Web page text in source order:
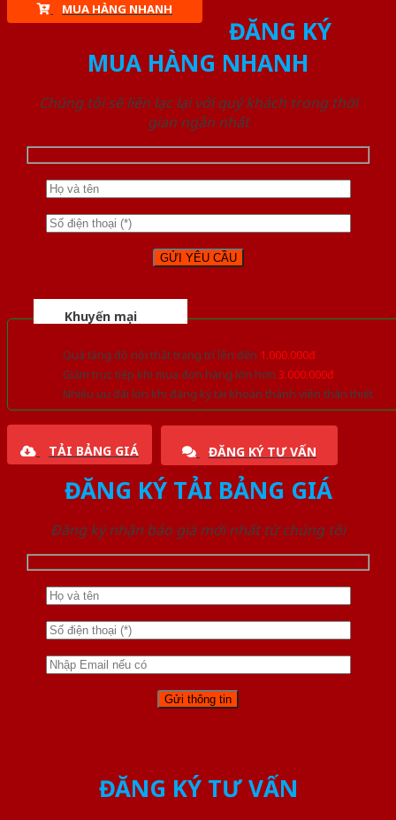
MUA HÀNG NHANH
ĐĂNG KÝ
MUA HÀNG NHANH
Chúng tôi sẽ liên lạc lại với quý khách trong thời
gian ngắn nhất
Khuyến mại
Quà tặng đồ nội thất trang trí lên đến 1.000.000đ
Giảm trực tiếp khi mua đơn hàng lớn hơn 3.000.000đ
Nhiều ưu đãi lớn khi đăng ký tài khoản thành viên thân thiết
TẢI BẢNG GIÁ ĐĂNG KÝ TƯ VẤN
ĐĂNG KÝ TẢI BẢNG GIÁ
Đăng ký nhận báo giá mới nhất từ chúng tôi
ĐĂNG KÝ TƯ VẤN